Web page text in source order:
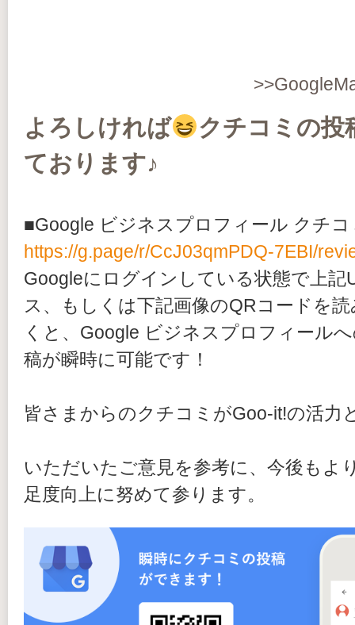
よろしければ
クチコミの投
ております♪
■Google ビジネスプロフィール クチ
https://g.page/r/CcJ03qmPDQ-7EBI/
Googleにログインしている状態で上記
ス、もしくは下記画像のQRコードを
くと、 Google ビジネスプロフィール
稿が瞬時に可能です！
皆さまからのクチコミがGoo-it!の活力
いただいたご意見を参考に、今後もよ
足度向上に努めて参ります。